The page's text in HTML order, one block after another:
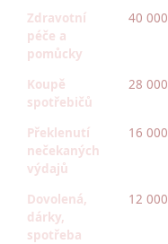
Zdravotní
péče a
pomůcky
40 000
Koupě
spotřebičů
28 000
Překlenutí
nečekaných
výdajů
16 000
Dovolená,
dárky,
spotřeba
12 000